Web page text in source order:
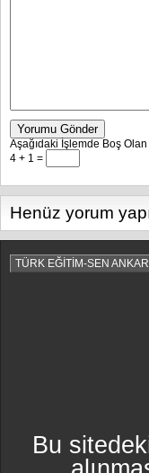
Yorumu Gönder
Aşağıdaki İşlemde Boş
4 + 1 =
Henüz yorum
TÜRK EĞİTİM-SEN
Bu